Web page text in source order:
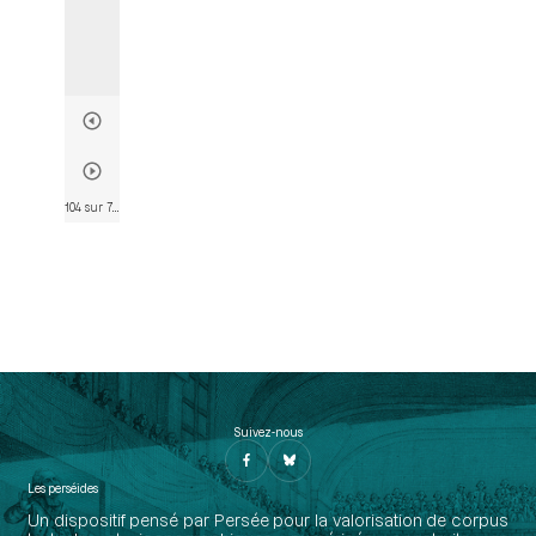
Suivez-nous
Les perséides
Un dispositif pensé par Persée pour la valorisation de corpus